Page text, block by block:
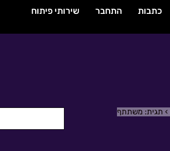
כתבות התחבר
שירותי פיתוח
› תגית: משתתף